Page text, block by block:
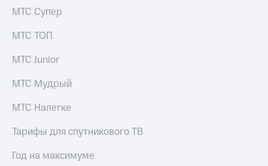
о
погашении
именных
облигаций
Реквизиты
развитие
На главную
МТС Супер
МТС ТОП
МТС Junior
МТС Мудрый
МТС Налегке
Тарифы для спутникового ТВ
Год на максимуме